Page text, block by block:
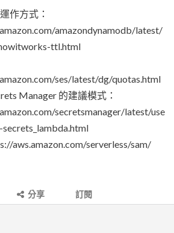
作方式：
amazondynamodb/latest/
ttl.html
ses/latest/dg/quotas.html
Manager 的建議模式：
secretsmanager/latest/use
aws.amazon.com/serverless/sam/
分享 訂閱